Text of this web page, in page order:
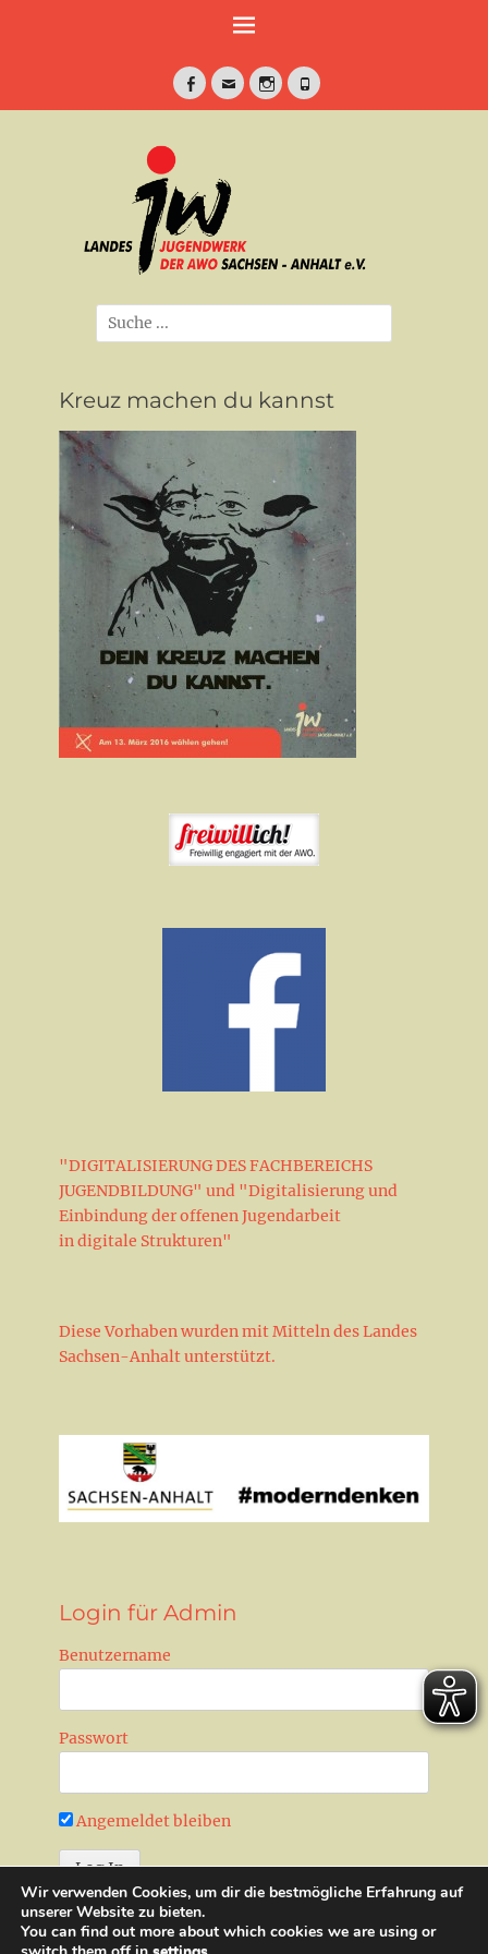
Facebook
E-
InstagramTelefon
Suche
nach:
Kreuz machen du kannst
"DIGITALISIERUNG DES FACHBEREICHS
JUGENDBILDUNG" und "Digitalisierung und
Einbindung der offenen Jugendarbeit
in digitale Strukturen"
Diese Vorhaben wurden mit Mitteln des Landes
Sachsen-Anhalt unterstützt.
Login für Admin
Benutzername
Passwort
Angemeldet bleiben
Passwort zurücksetzen
Wir verwenden Cookies, um dir die bestmögliche Erfahrung auf
unserer Website zu bieten.
You can find out more about which cookies we are using or